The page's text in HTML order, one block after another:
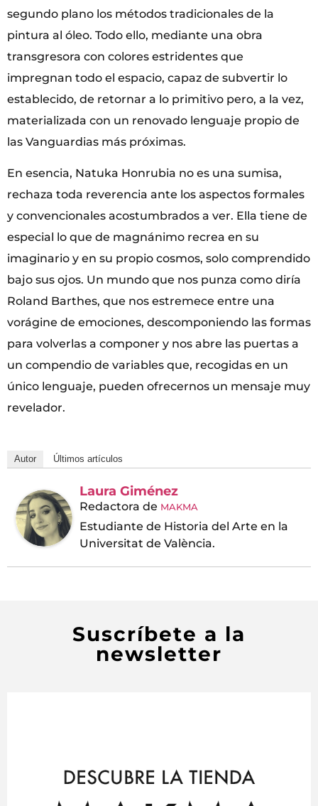
segundo plano los métodos tradicionales de la
pintura al óleo. Todo ello, mediante una obra
transgresora con colores estridentes que
impregnan todo el espacio, capaz de subvertir lo
establecido, de retornar a lo primitivo pero, a la vez,
materializada con un renovado lenguaje propio de
las Vanguardias más próximas.
En esencia, Natuka Honrubia no es una sumisa,
rechaza toda reverencia ante los aspectos formales
y convencionales acostumbrados a ver. Ella tiene de
especial lo que de magnánimo recrea en su
imaginario y en su propio cosmos, solo comprendido
bajo sus ojos. Un mundo que nos punza como diría
Roland Barthes, que nos estremece entre una
vorágine de emociones, descomponiendo las formas
para volverlas a componer y nos abre las puertas a
un compendio de variables que, recogidas en un
único lenguaje, pueden ofrecernos un mensaje muy
revelador.
Autor Últimos artículos
Laura Giménez
Redactora de MAKMA
Estudiante de Historia del Arte en la
Universitat de València.
Suscríbete a la
newsletter